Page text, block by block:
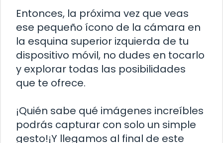
Entonces, la próxima vez que veas
ese pequeño ícono de la cámara en
la esquina superior izquierda de tu
dispositivo móvil, no dudes en tocarlo
y explorar todas las posibilidades
que te ofrece.
¡Quién sabe qué imágenes increíbles
podrás capturar con solo un simple
gesto!¡Y llegamos al final de este